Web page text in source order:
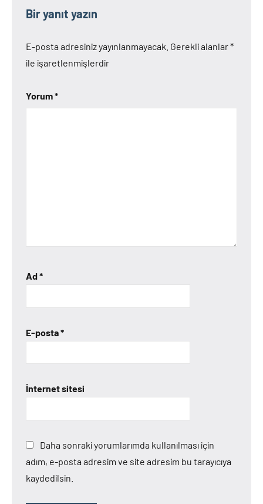
Bir yanıt yazın
E-posta adresiniz yayınlanmayacak. Gerekli alanlar*
ile işaretlenmişlerdir
Yorum*
Ad*
E-posta*
İnternet sitesi
Daha sonraki yorumlarımda kullanılması için
adım, e-posta adresim ve site adresim bu tarayıcıya
kaydedilsin.